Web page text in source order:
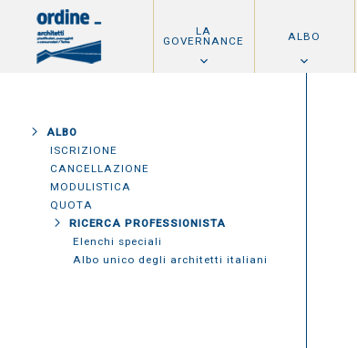
LA
GOVERNANCE ALBO
ALBO
ISCRIZIONE
CANCELLAZIONE
MODULISTICA
QUOTA
RICERCA PROFESSIONISTA
Elenchi speciali
Albo unico degli architetti italiani